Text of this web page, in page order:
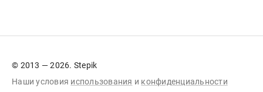
© 2013 — 2026. Stepik
Наши условия использования и конфиденциальности